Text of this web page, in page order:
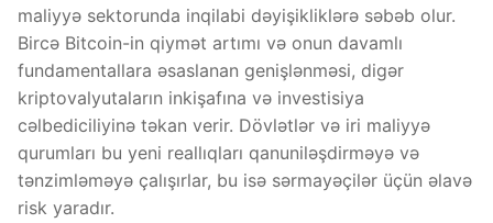
maliyyə sektorunda inqilabi dəyişikliklərə səbəb olur.
Bircə Bitcoin-in qiymət artımı və onun davamlı
fundamentallara əsaslanan genişlənməsi, digər
kriptovalyutaların inkişafına və investisiya
cəlbediciliyinə təkan verir. Dövlətlər və iri maliyyə
qurumları bu yeni reallıqları qanuniləşdirməyə və
tənzimləməyə çalışırlar, bu isə sərmayəçilər üçün əlavə
risk yaradır.